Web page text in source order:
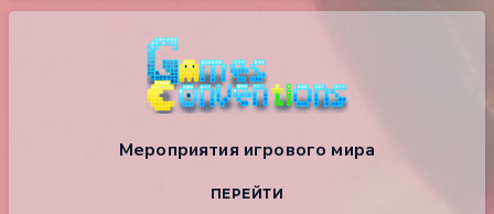
Мероприятия игрового мира
ПЕРЕЙТИ